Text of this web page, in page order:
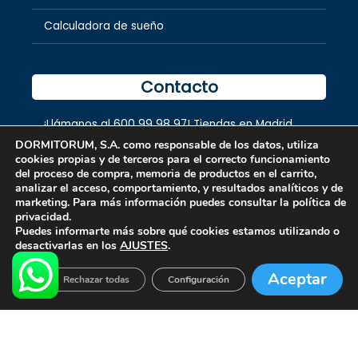
Calculadora de sueño
Contacto
¡Llámanos al600 99 98 97! Tiendas enMadrid,
Tenerife, Gran Canaria,Lanzarote, Fuerteventura
yLa Palma.
Copyright © 2026 dormitorum S.A.
DORMITORUM, S.A. como responsable de los datos, utiliza
cookies propias y de terceros para el correcto funcionamiento
del proceso de compra, memoria de productos en el carrito,
analizar el acceso, comportamiento, y resultados analíticos y de
marketing. Para más información puedes consultar la política de
privacidad.
Puedes informarte más sobre qué cookies estamos utilizando o
desactivarlas en los AJUSTES.
Aceptar
Rechazar todas Configuración